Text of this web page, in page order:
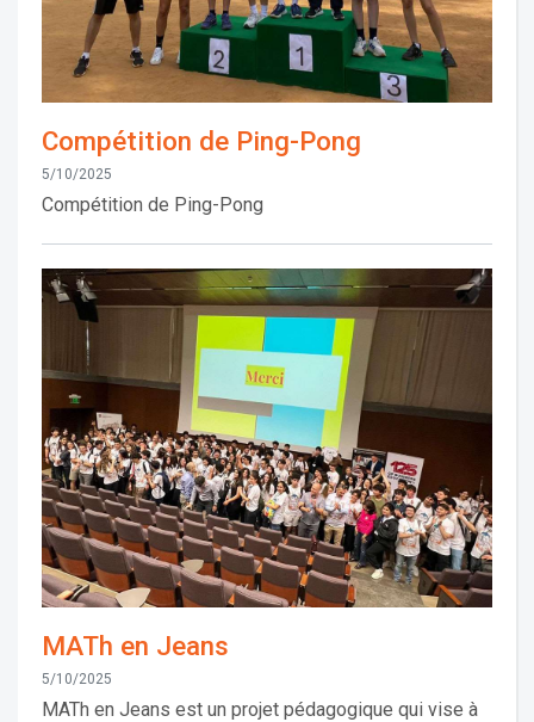
Compétition de Ping-Pong
5/10/2025
Compétition de Ping-Pong
MATh en Jeans
5/10/2025
MATh en Jeans est un projet pédagogique qui vise à